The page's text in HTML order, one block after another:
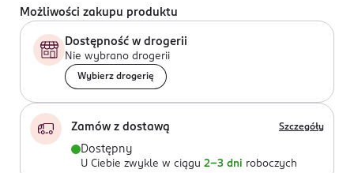
Możliwości zakupu produktu
Dostępność w drogerii
Nie wybrano drogerii
Wybierz drogerię
Zamów z dostawą Szczegóły
Dostępny
U Ciebie zwykle w ciągu 2-3 dni roboczych